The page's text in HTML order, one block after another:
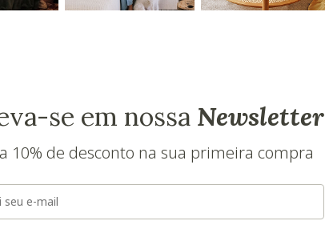
se em nossa Newsletter
10% de desconto na sua primeira compra